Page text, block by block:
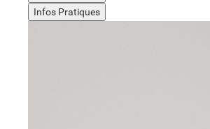
Infos Pratiques